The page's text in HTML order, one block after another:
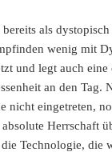
als
wenig mit
und legt auch eine
an den Tag.
nicht eingetreten,
Herrschaft
Technologie, die